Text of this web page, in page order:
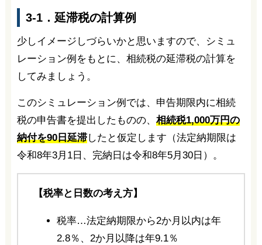
3-1．延滞税の計算例
少しイメージしづらいかと思いますので、シミュ
レーション例をもとに、相続税の延滞税の計算を
してみましょう。
このシミュレーション例では、申告期限内に相続
税の申告書を提出したものの、 相続税1,000万円の
納付を90日延滞したと仮定します（法定納期限は
令和8年3月1日、完納日は令和8年5月30日）。
【税率と日数の考え方】
税率…法定納期限から2か月以内は年
2.8％、2か月以降は年9.1％